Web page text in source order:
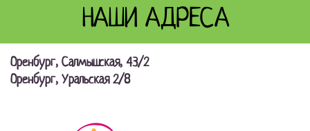
НАШИ АДРЕСА
Оренбург, Салмышская, 43/2
Оренбург, Уральская 2/8